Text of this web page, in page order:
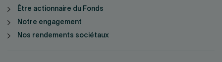
Être actionnaire du Fonds
Notre engagement
Nos rendements sociétaux